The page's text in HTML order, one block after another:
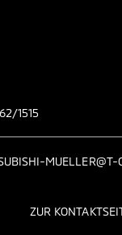
1515
MUELLER@T-
ZUR